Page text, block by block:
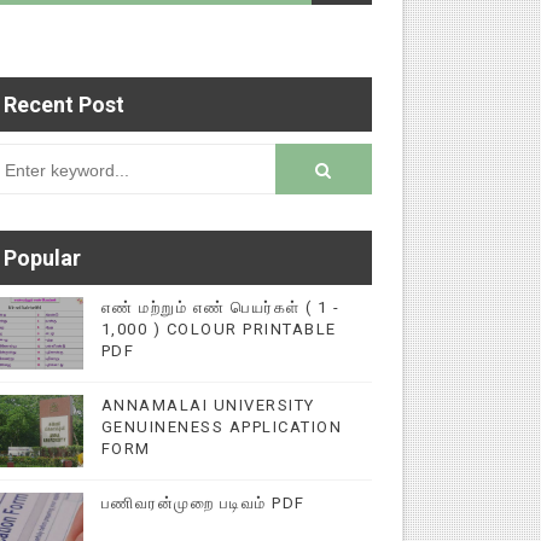
மின்னல் கல்விச் செய்தி இணையதளத்தில்
Recent Post
Popular
எண் மற்றும் எண் பெயர்கள் ( 1 -
1,000 ) COLOUR PRINTABLE
PDF
ANNAMALAI UNIVERSITY
GENUINENESS APPLICATION
FORM
பணிவரன்முறை படிவம் PDF